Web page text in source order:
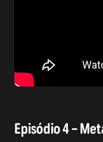
Episódio 4 –